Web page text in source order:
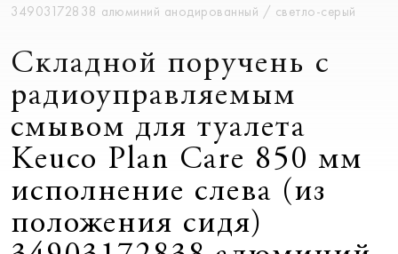
34903172838 алюминий анодированный / светло-серый
Складной поручень c
радиоуправляемым
смывом для туалета
Keuco Plan Care 850 мм
исполнение слева (из
положения сидя)